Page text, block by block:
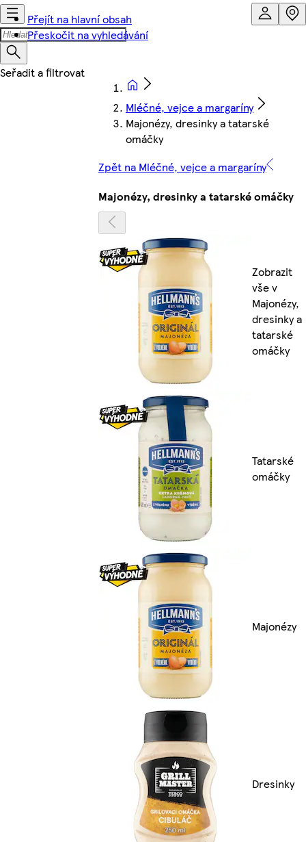
Přejít na hlavní obsah
Přeskočit na vyhledávání
Mléčné, vejce a margaríny
Majonézy, dresinky a tatarské
omáčky
Zpět na Mléčné, vejce a margaríny
Majonézy, dresinky a tatarské omáčky
Zobrazit
vše v
Majonézy,
dresinky a
tatarské
omáčky
Tatarské
omáčky
Majonézy
Dresinky